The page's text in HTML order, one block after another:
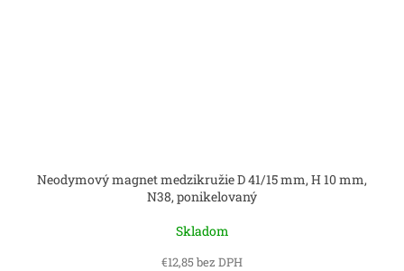
Neodymový magnet medzikružie D 41/15 mm, H 10 mm,
N38, ponikelovaný
Skladom
€12,85 bez DPH